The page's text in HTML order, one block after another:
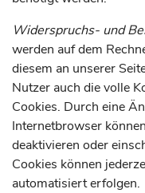
Widerspruchs- und
werden auf dem
diesem an unserer
Nutzer auch die volle
Cookies. Durch eine
Internetbrowser
deaktivieren oder
Cookies können
automatisiert